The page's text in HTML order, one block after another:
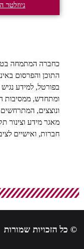
כחברה המתמחה
התוכן והפרסום
בפורטל, למידע
ומתחדש, ממסיבות
ונוצצים,
מאגר מידע וצינור
חברות, ואישיים
© כל הזכויות שמורות